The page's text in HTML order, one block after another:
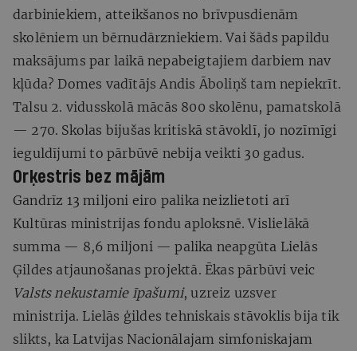
darbiniekiem, atteikšanos no brīvpusdienām
skolēniem un bērnudārzniekiem. Vai šāds papildu
maksājums par laikā nepabeigtajiem darbiem nav
kļūda? Domes vadītājs Andis Āboliņš tam nepiekrīt.
Talsu 2. vidusskolā mācās 800 skolēnu, pamatskolā
— 270. Skolas bijušas kritiskā stāvoklī, jo nozīmīgi
ieguldījumi to pārbūvē nebija veikti 30 gadus.
Orķestris bez mājām
Gandrīz 13 miljoni eiro palika neizlietoti arī
Kultūras ministrijas fondu aploksnē. Vislielākā
summa — 8,6 miljoni — palika neapgūta Lielās
Ģildes atjaunošanas projektā. Ēkas pārbūvi veic
Valsts nekustamie īpašumi, uzreiz uzsver
ministrija. Lielās ģildes tehniskais stāvoklis bija tik
slikts, ka Latvijas Nacionālajam simfoniskajam